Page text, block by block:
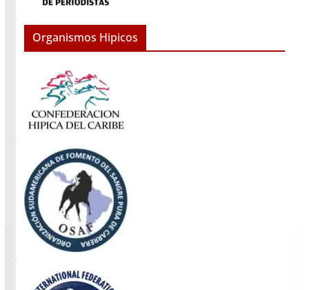
Organismos Hipicos